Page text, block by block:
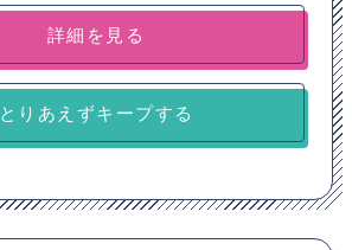
詳細を見る
とりあえずキープする